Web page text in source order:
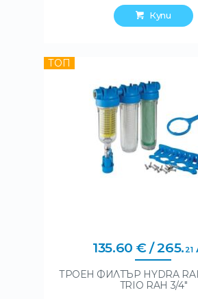
Купи
ТОП
135.60 €/ 265. 21
ТРОЕН ФИЛТЪР HYDRA
TRIO RAH 3/4″